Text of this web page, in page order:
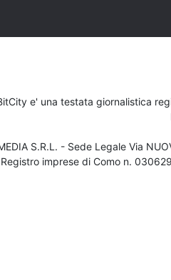
e' una testata giornalistica
S.R.L. - Sede Legale Via
Registro imprese di Como n.